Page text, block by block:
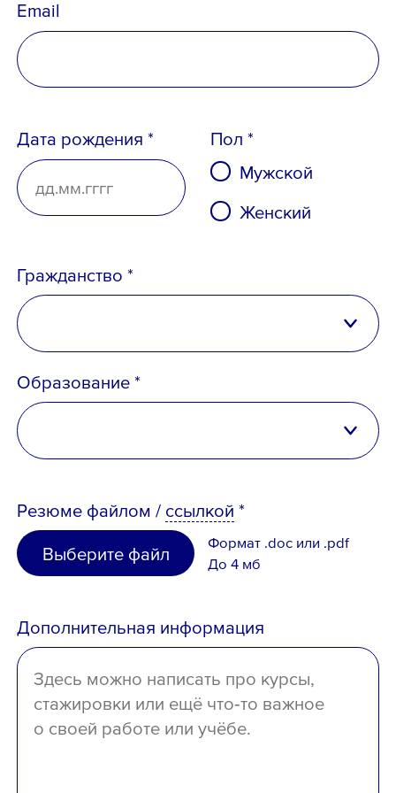
Ознакомлен сПолитикой
конфиденциальности,
Порядком формирования кадрового
Email
Дата рождения *
Пол *
Мужской
Женский
Гражданство *
Беларусь
Узбекистан
Иное
Образование *
неполное высшее
среднее специальное
отсутствует
Резюме файлом / ссылкой *
Выберите файл
Формат .doc или .pdf
До 4 мб
Дополнительная информация